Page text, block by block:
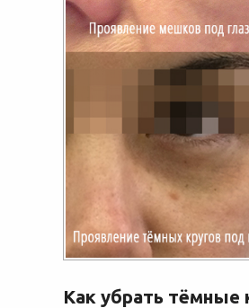
Как убрать тёмные